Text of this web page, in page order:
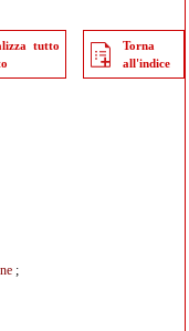
tutto
Torna
all'indice
;